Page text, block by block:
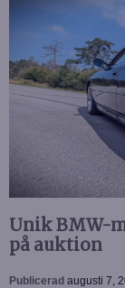
Unik BMW-
på auktion
Publicerad augusti 7,